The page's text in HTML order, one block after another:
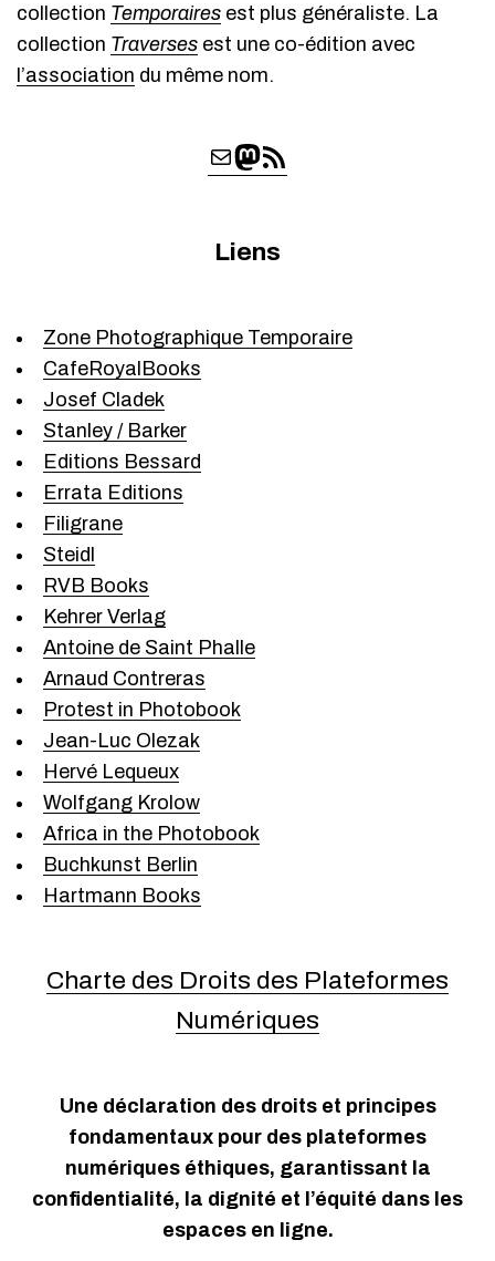
collection Temporaires est plus généraliste. La
collection Traverses est une co-édition avec
l’association du même nom.
E
a
M
t
o S
Liens
Zone Photographique Temporaire
CafeRoyalBooks
Josef Cladek
Stanley / Barker
Editions Bessard
Errata Editions
Filigrane
Steidl
RVB Books
Kehrer Verlag
Antoine de Saint Phalle
Arnaud Contreras
Protest in Photobook
Jean-Luc Olezak
Hervé Lequeux
Wolfgang Krolow
Africa in the Photobook
Buchkunst Berlin
Hartmann Books
Charte des Droits des Plateformes
Numériques
Une déclaration des droits et principes
fondamentaux pour des plateformes
numériques éthiques, garantissant la
confidentialité, la dignité et l’équité dans les
espaces en ligne.